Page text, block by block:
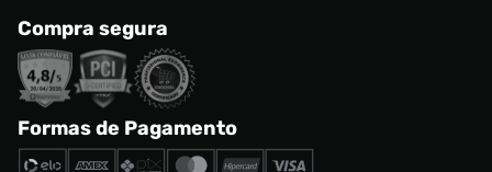
Compra segura
Formas de Pagamento